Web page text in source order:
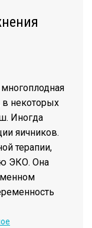
некоторых
Иногда
яичников.
терапии,
ЭКО. Она